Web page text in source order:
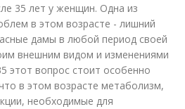
35 лет у женщин. Одна из
в этом возрасте - лишний
дамы в любой период своей
внешним видом и изменениями
этот вопрос стоит особенно
в этом возрасте метаболизм,
необходимые для